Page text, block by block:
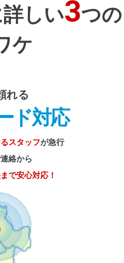
しい3つの
ケ
れる
ド対応
スタッフが急行
絡から
で安心対応！